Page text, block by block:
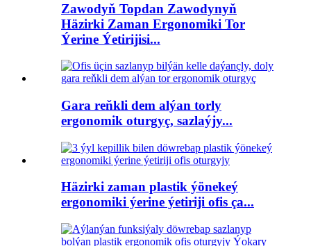
Zawodyň Topdan Zawodynyň
Häzirki Zaman Ergonomiki Tor
Ýerine Ýetirijisi...
Gara reňkli dem alýan torly
ergonomik oturgyç, sazlaýjy...
Häzirki zaman plastik ýönekeý
ergonomiki ýerine ýetiriji ofis ça...